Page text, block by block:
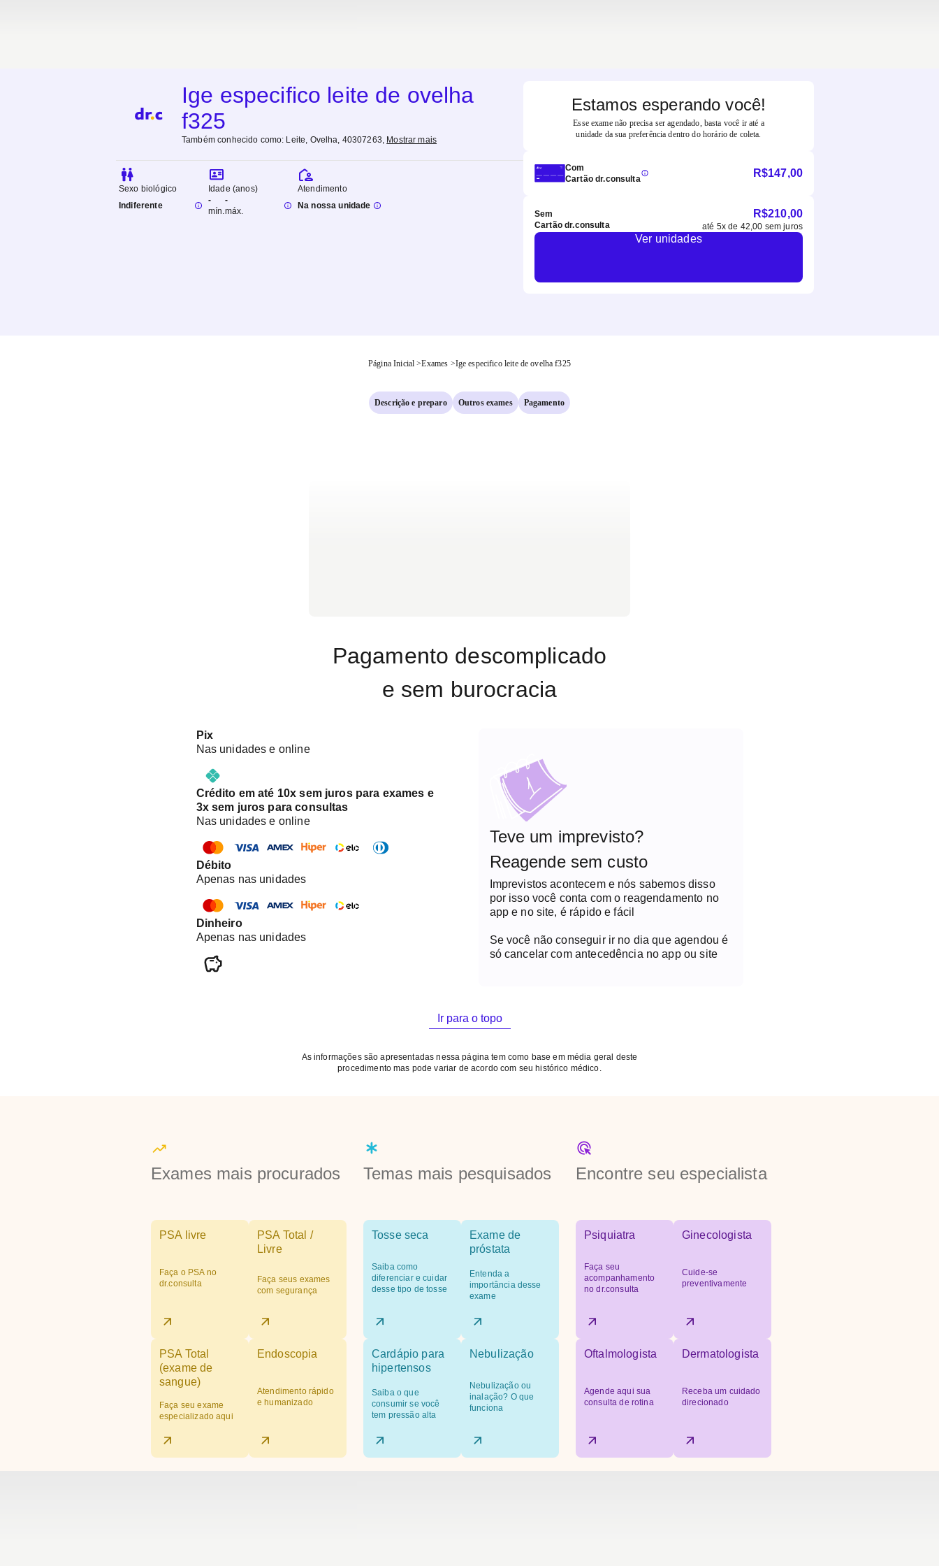
Ige especifico leite de ovelha
f325
Também conhecido como: Leite, Ovelha, 40307263, Mostrar mais
Sexo biológico
Indiferente
Idade (anos)
-
mín.
-
máx.
Atendimento
Na nossa unidade
Estamos esperando você!
Esse exame não precisa ser agendado, basta você ir até a
unidade da sua preferência dentro do horário de coleta.
Com
Cartão dr.consulta
R$147,00
Sem
Cartão dr.consulta
R$210,00
até 5x de 42,00 sem juros
Ver unidades
Página Inicial >Exames >Ige especifico leite de ovelha f325
Descrição e preparo Outros exames Pagamento
Pagamento descomplicado
e sem burocracia
Pix
Nas unidades e online
Crédito em até 10x sem juros para exames e
3x sem juros para consultas
Nas unidades e online
Débito
Apenas nas unidades
Dinheiro
Apenas nas unidades
Teve um imprevisto?
Reagende sem custo
Imprevistos acontecem e nós sabemos disso
por isso você conta com o reagendamento no
app e no site, é rápido e fácil
Se você não conseguir ir no dia que agendou é
só cancelar com antecedência no app ou site
Ir para o topo
As informações são apresentadas nessa página tem como base em média geral deste
procedimento mas pode variar de acordo com seu histórico médico.
Exames mais procurados
PSA livre
Faça o PSA no
dr.consulta
PSA Total /
Livre
Faça seus exames
com segurança
PSA Total
(exame de
sangue)
Faça seu exame
especializado aqui
Endoscopia
Atendimento rápido
e humanizado
Temas mais pesquisados
Tosse seca
Saiba como
diferenciar e cuidar
desse tipo de tosse
Exame de
próstata
Entenda a
importância desse
exame
Cardápio para
hipertensos
Saiba o que
consumir se você
tem pressão alta
Nebulização
Nebulização ou
inalação? O que
funciona
Encontre seu especialista
Psiquiatra
Faça seu
acompanhamento
no dr.consulta
Ginecologista
Cuide-se
preventivamente
Oftalmologista
Agende aqui sua
consulta de rotina
Dermatologista
Receba um cuidado
direcionado